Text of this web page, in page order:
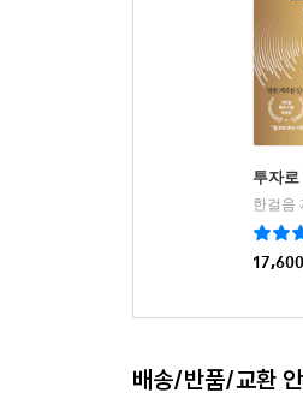
투자
한걸음
17,600
배송/반품/교환